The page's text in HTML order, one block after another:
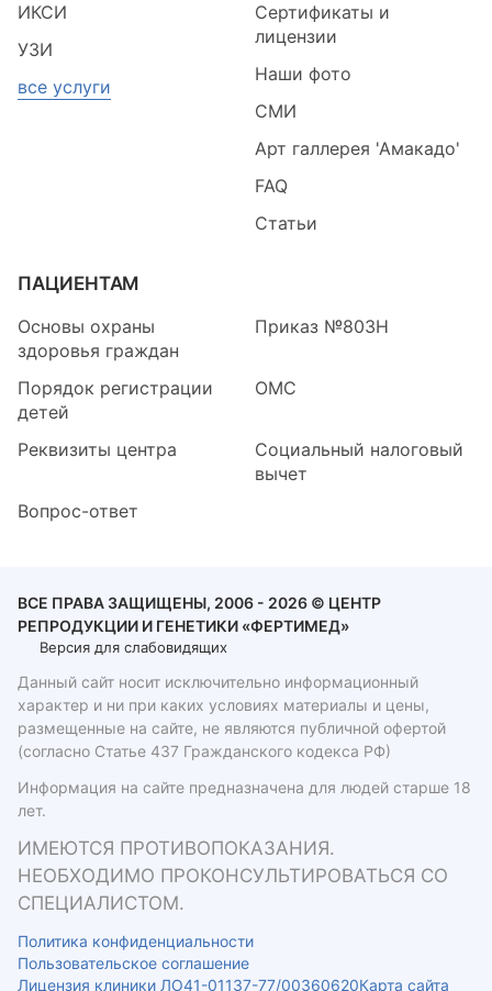
ИКСИ
УЗИ
все услуги
Сертификаты и
лицензии
Наши фото
СМИ
Арт галлерея 'Амакадо'
FAQ
Статьи
ПАЦИЕНТАМ
Основы охраны
здоровья граждан
Приказ №803Н
Порядок регистрации
детей
ОМС
Реквизиты центра
Социальный налоговый
вычет
Вопрос-ответ
ВСЕ ПРАВА ЗАЩИЩЕНЫ, 2006 - 2026 © ЦЕНТР
РЕПРОДУКЦИИ И ГЕНЕТИКИ «ФЕРТИМЕД»
Версия для слабовидящих
Данный сайт носит исключительно информационный
характер и ни при каких условиях материалы и цены,
размещенные на сайте, не являются публичной офертой
(согласно Статье 437 Гражданского кодекса РФ)
Информация на сайте предназначена для людей старше 18
лет.
ИМЕЮТСЯ ПРОТИВОПОКАЗАНИЯ.
НЕОБХОДИМО ПРОКОНСУЛЬТИРОВАТЬСЯ СО
СПЕЦИАЛИСТОМ.
Политика конфиденциальности
Пользовательское соглашение
Лицензия клиники ЛО41-01137-77/00360620Карта сайта